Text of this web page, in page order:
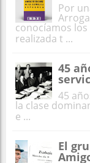
Por
conocíamos
realizada t ...
45
45
la clase
e ...
El